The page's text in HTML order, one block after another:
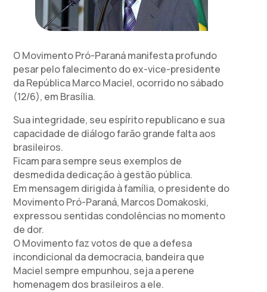
O Movimento Pró-Paraná manifesta profundo
pesar pelo falecimento do ex-vice-presidente
da República Marco Maciel, ocorrido no sábado
(12/6), em Brasília.
Sua integridade, seu espírito republicano e sua
capacidade de diálogo farão grande falta aos
brasileiros.
Ficam para sempre seus exemplos de
desmedida dedicação à gestão pública.
Em mensagem dirigida à família, o presidente do
Movimento Pró-Paraná, Marcos Domakoski,
expressou sentidas condolências no momento
de dor.
O Movimento faz votos de que a defesa
incondicional da democracia, bandeira que
Maciel sempre empunhou, seja a perene
homenagem dos brasileiros a ele.